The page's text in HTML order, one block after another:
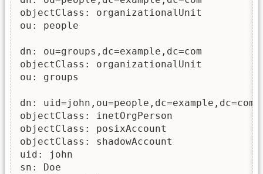
objectClass: organizationalUnit
ou: people
dn: ou=groups,dc=example,dc=com
objectClass: organizationalUnit
ou: groups
dn: uid=john,ou=people,dc=example,dc=com
objectClass: inetOrgPerson
objectClass: posixAccount
objectClass: shadowAccount
uid: john
sn: Doe